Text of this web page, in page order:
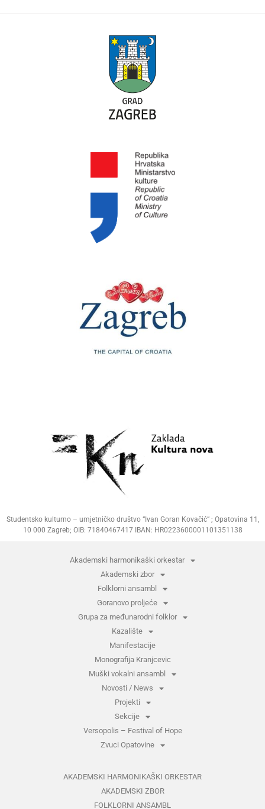
Studentsko kulturno – umjetničko društvo “Ivan Goran Kovačić” ; Opatovina 11,
10 000 Zagreb; OIB: 71840467417 IBAN: HR0223600001101351138
Akademski harmonikaški orkestar
Akademski zbor
Folklorni ansambl
Goranovo proljeće
Grupa za međunarodni folklor
Kazalište
Manifestacije
Monografija Kranjcevic
Muški vokalni ansambl
Novosti / News
Projekti
Sekcije
Versopolis – Festival of Hope
Zvuci Opatovine
AKADEMSKI HARMONIKAŠKI ORKESTAR
AKADEMSKI ZBOR
FOLKLORNI ANSAMBL